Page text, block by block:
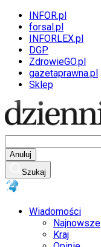
INFOR.pl
forsal.pl
INFORLEX.pl
DGP
ZdrowieGO.pl
gazetaprawna.pl
Sklep
Anuluj
Szukaj
Wiadomości
Najnowsze
Kraj